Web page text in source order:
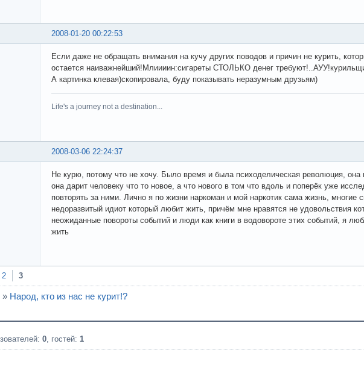
2008-01-20 00:22:53
Если даже не обращать внимания на кучу других поводов и причин не курить,
остается наиважнейший!Млиииин:сигареты СТОЛЬКО денег
А картинка клевая)скопировала, буду показывать неразумным друзьям)
Life's a journey not a destination...
2008-03-06 22:24:37
Не курю, потому что не хочу. Было время и была психоделическая революция, она
она дарит человеку что то новое, а что нового в том что вдоль и поперёк уже
повторять за ними. Лично я по жизни наркоман и мой наркотик сама жизнь,
недоразвитый идиот который любит жить, причём мне нравятся не удовольствия
неожиданные повороты событий и люди как книги в водовороте этих событий, я
жить
2 3
» Народ, кто из нас не курит!?
0, гостей: 1